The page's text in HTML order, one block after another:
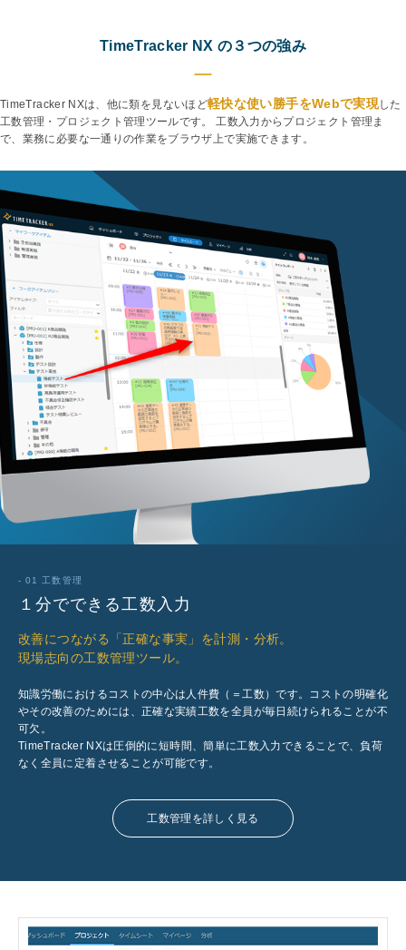
TimeTracker NX の３つの強み
TimeTracker NXは、他に類を見ないほど軽快な使い勝手をWebで実現した
工数管理・プロジェクト管理ツールです。 工数入力からプロジェクト管理ま
で、業務に必要な一通りの作業をブラウザ上で実施できます。
- 01 工数管理
１分でできる工数入力
改善につながる「正確な事実」を計測・分析。
現場志向の工数管理ツール。
知識労働におけるコストの中心は人件費（＝工数）です。コストの明確化
やその改善のためには、正確な実績工数を全員が毎日続けられることが不
可欠。
TimeTracker NXは圧倒的に短時間、簡単に工数入力できることで、負荷
なく全員に定着させることが可能です。
工数管理を詳しく見る